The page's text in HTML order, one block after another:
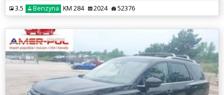
3.5 Benzyna KM 284 2024 52376